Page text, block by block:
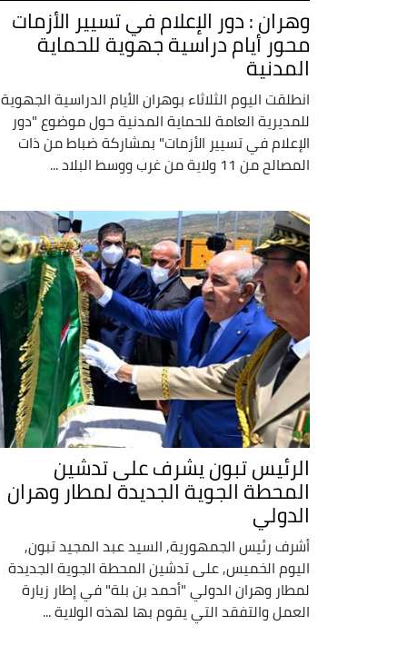
وهران : دور الإعلام في تسيير الأزمات
محور أيام دراسية جهوية للحماية
المدنية
انطلقت اليوم الثلاثاء بوهران الأيام الدراسية الجهوية
للمديرية العامة للحماية المدنية حول موضوع "دور
الإعلام في تسيير الأزمات" بمشاركة ضباط من ذات
المصالح من 11 ولاية من غرب ووسط البلاد ...
الرئيس تبون يشرف على تدشين
المحطة الجوية الجديدة لمطار وهران
الدولي
أشرف رئيس الجمهورية, السيد عبد المجيد تبون,
اليوم الخميس, على تدشين المحطة الجوية الجديدة
لمطار وهران الدولي "أحمد بن بلة" في إطار زيارة
العمل والتفقد التي يقوم بها لهذه الولاية ...